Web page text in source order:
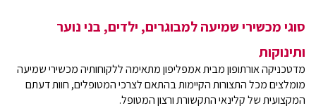
סוגי מכשירי שמיעה למבוגרים, ילדים, בני נוער
ותינוקות
מדטכניקה אורתופון מבית אמפליפון מתאימה ללקוחותיה מכשירי שמיעה
מומלצים מכל התצורות הקיימות בהתאם לצרכי המטופלים, חוות דעתם
המקצועית של קלינאי התקשורת ורצון המטופל.